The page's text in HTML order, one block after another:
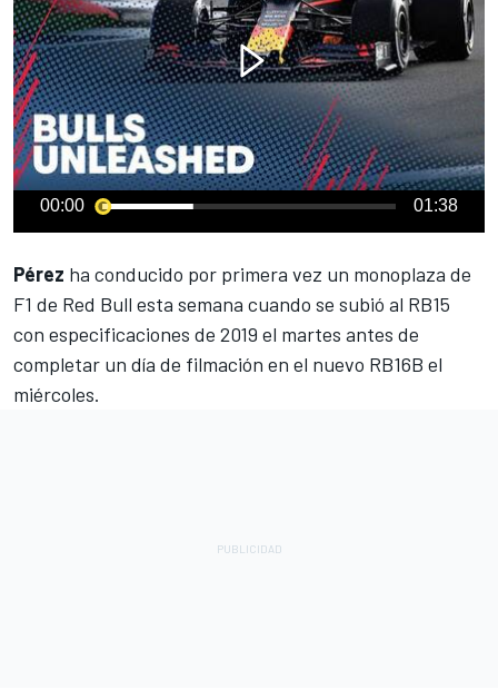
00:00 01:38
Pérez ha conducido por primera vez un monoplaza de
F1 de Red Bull esta semana cuando se subió al RB15
con especificaciones de 2019 el martes antes de
completar un día de filmación en el nuevo RB16B el
miércoles.